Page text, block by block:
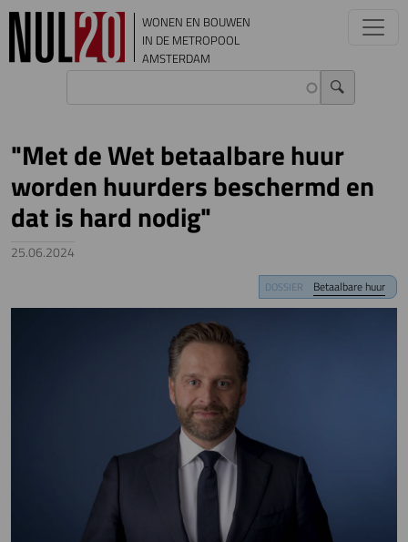
Overslaan en naar de inhoud gaan
WONEN EN BOUWEN
IN DE METROPOOL
AMSTERDAM
"Met de Wet betaalbare huur
worden huurders beschermd en
dat is hard nodig"
25.06.2024
DOSSIER Betaalbare huur